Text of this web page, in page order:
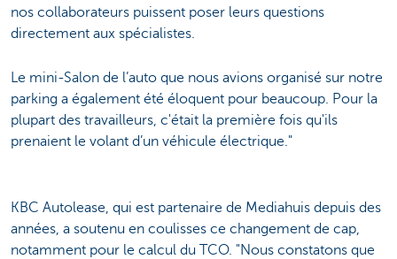
nos collaborateurs puissent poser leurs questions
directement aux spécialistes.
Le mini-Salon de l’auto que nous avions organisé sur notre
parking a également été éloquent pour beaucoup. Pour la
plupart des travailleurs, c'était la première fois qu'ils
prenaient le volant d’un véhicule électrique."
KBC Autolease, qui est partenaire de Mediahuis depuis des
années, a soutenu en coulisses ce changement de cap,
notamment pour le calcul du TCO. "Nous constatons que